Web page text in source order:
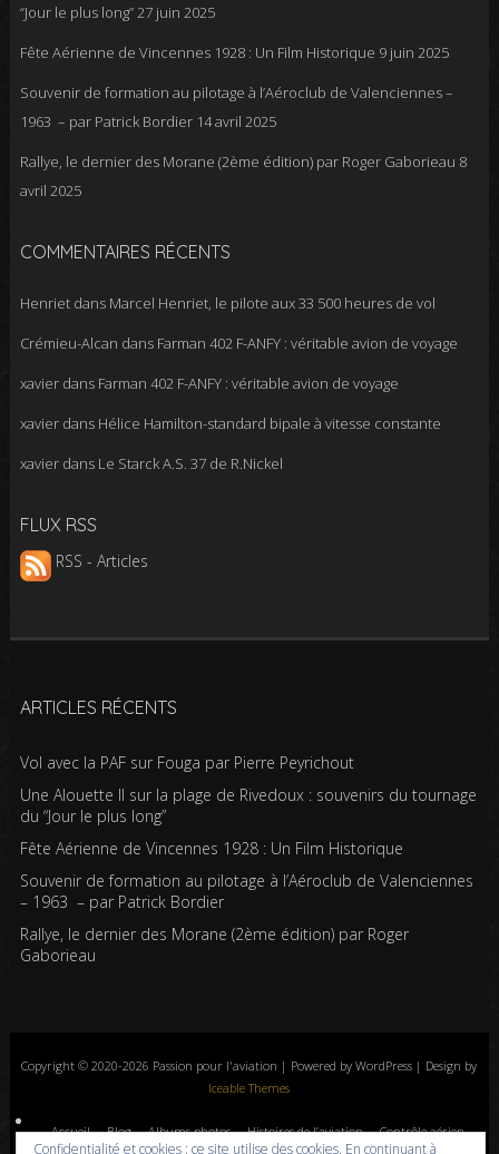
“Jour le plus long”27 juin 2025
Fête Aérienne de Vincennes 1928 : Un Film Historique 9 juin 2025
Souvenir de formation au pilotage à l’Aéroclub de Valenciennes –
1963 – par Patrick Bordier 14 avril 2025
Rallye, le dernier des Morane (2ème édition) par Roger Gaborieau 8
avril 2025
COMMENTAIRES RÉCENTS
Henrietdans Marcel Henriet, le pilote aux 33 500 heures de vol
Crémieu-Alcan dans Farman 402 F-ANFY : véritable avion de voyage
xavierdans Farman 402 F-ANFY : véritable avion de voyage
xavierdans Hélice Hamilton-standard bipale à vitesse constante
xavierdans Le Starck A.S. 37 de R.Nickel
FLUX RSS
RSS - Articles
ARTICLES RÉCENTS
Vol avec la PAF sur Fouga par Pierre Peyrichout
Une Alouette II sur la plage de Rivedoux : souvenirs du tournage
du “Jour le plus long”
Fête Aérienne de Vincennes 1928 : Un Film Historique
Souvenir de formation au pilotage à l’Aéroclub de Valenciennes
– 1963 – par Patrick Bordier
Rallye, le dernier des Morane (2ème édition) par Roger
Gaborieau
Copyright © 2020-2026 Passion pour l'aviation | Powered by WordPress | Design by
Iceable Themes
Accueil Blog Albums photos Histoires de l’aviation
Contrôle aérien
Confidentialité et cookies : ce site utilise des cookies. En continuant à